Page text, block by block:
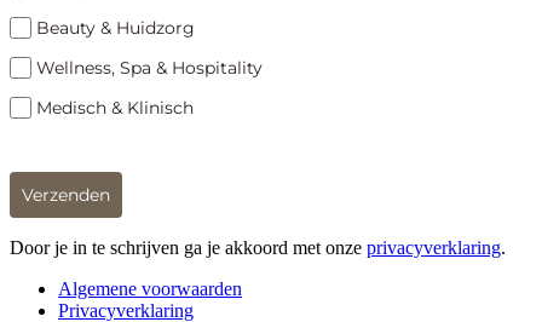
Beauty & Huidzorg
Wellness, Spa & Hospitality
Medisch & Klinisch
Verzenden
Door je in te schrijven ga je akkoord met onze privacyverklaring.
Algemene voorwaarden
Privacyverklaring